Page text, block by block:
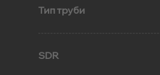
Тип труби
SDR